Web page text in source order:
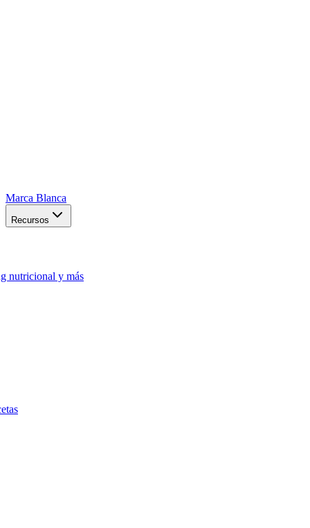
Marca Blanca
Recursos
nutricional y más